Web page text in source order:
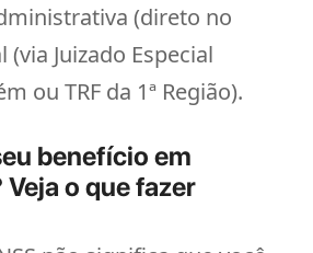
(direto no
(via Juizado Especial
ou TRF da 1ª Região).
benefício em
o que fazer